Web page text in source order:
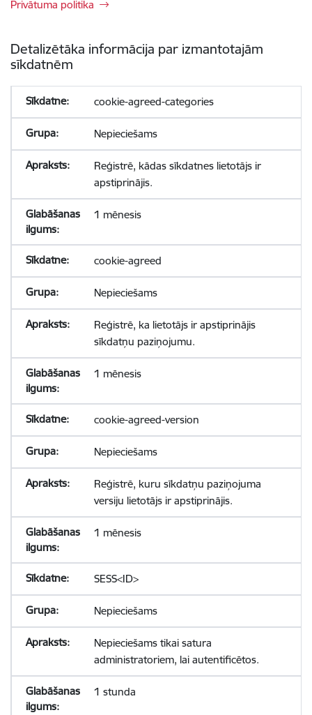
Privātuma politika
Detalizētāka informācija par izmantotajām
sīkdatnēm
cookie-agreed-categories
Nepieciešams
Reģistrē, kādas sīkdatnes lietotājs ir
apstiprinājis.
1 mēnesis
cookie-agreed
Nepieciešams
Reģistrē, ka lietotājs ir apstiprinājis
sīkdatņu paziņojumu.
1 mēnesis
cookie-agreed-version
Nepieciešams
Reģistrē, kuru sīkdatņu paziņojuma
versiju lietotājs ir apstiprinājis.
1 mēnesis
SESS<ID>
Nepieciešams
Nepieciešams tikai satura
administratoriem, lai autentificētos.
1 stunda